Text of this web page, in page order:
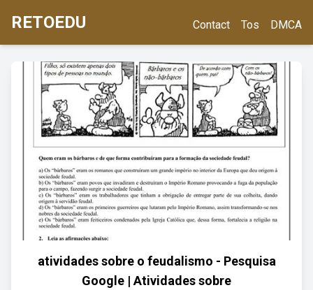
RETOEDU Contact Tos DMCA
atividades sobre o feudalismo - Pesquisa
Google | Atividades sobre